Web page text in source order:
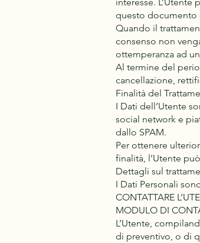
questo documento
Quando il
consenso non
ottemperanza ad
Al termine del
cancellazione,
Finalità del
I Dati dell’Utente
social network e
dallo SPAM.
Per ottenere
finalità, l’Utente
Dettagli sul
I Dati Personali
CONTATTARE
MODULO DI
L’Utente,
di preventivo, o di